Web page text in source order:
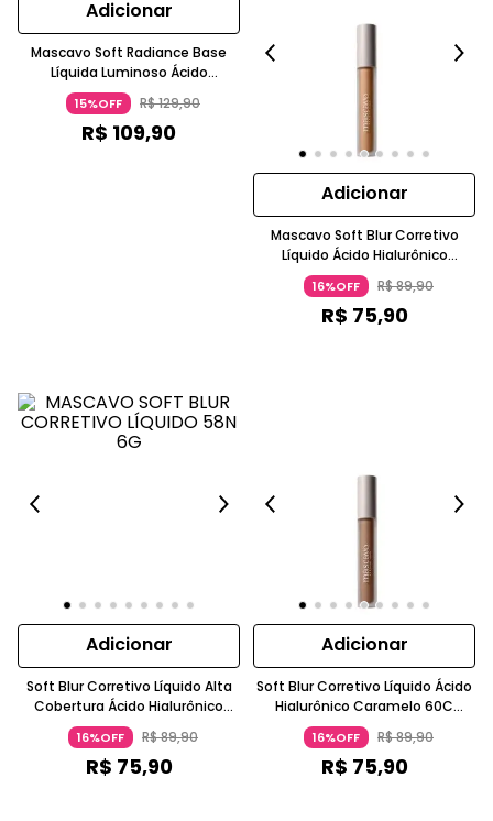
Adicionar
Mascavo Soft Radiance Base
Líquida Luminoso Ácido
Hialurônico 57O Caramelo
Mascavo
15%OFF R$129,90
R$ 109,90
Adicionar
Mascavo Soft Blur Corretivo
Líquido Ácido Hialurônico
Caramelo MASCAVO
16%OFF R$89,90
R$ 75,90
Adicionar
Soft Blur Corretivo Líquido Alta
Cobertura Ácido Hialurônico
Vegano Caramelo Mascavo
16%OFF R$89,90
R$ 75,90
Adicionar
Soft Blur Corretivo Líquido Ácido
Hialurônico Caramelo 60C
Mascavo
16%OFF R$89,90
R$ 75,90